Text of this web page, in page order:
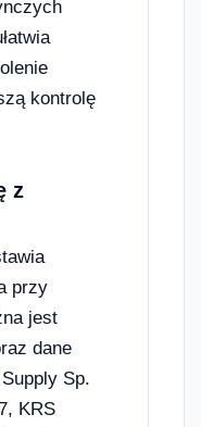
kontrolę
z
przy
jest
dane
Sp.
KRS